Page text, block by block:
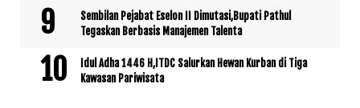
Sembilan Pejabat Eselon II Dimutasi,Bupati Pathul
Tegaskan Berbasis Manajemen Talenta
Idul Adha 1446 H,ITDC Salurkan Hewan Kurban di Tiga
Kawasan Pariwisata